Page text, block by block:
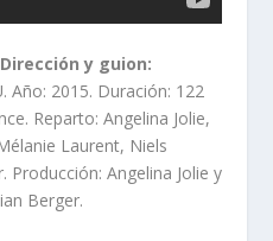
Dirección y guion:
Año: 2015. Duración: 122
Reparto: Angelina Jolie,
Laurent, Niels
Producción: Angelina Jolie y
Berger.